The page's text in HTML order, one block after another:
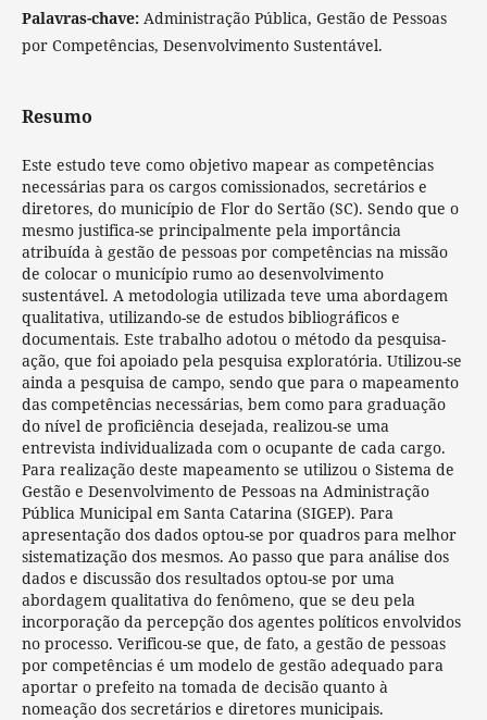
Palavras-chave: Administração Pública, Gestão de Pessoas
por Competências, Desenvolvimento Sustentável.
Resumo
Este estudo teve como objetivo mapear as competências
necessárias para os cargos comissionados, secretários e
diretores, do município de Flor do Sertão (SC). Sendo que o
mesmo justifica-se principalmente pela importância
atribuída à gestão de pessoas por competências na missão
de colocar o município rumo ao desenvolvimento
sustentável. A metodologia utilizada teve uma abordagem
qualitativa, utilizando-se de estudos bibliográficos e
documentais. Este trabalho adotou o método da pesquisa-
ação, que foi apoiado pela pesquisa exploratória. Utilizou-se
ainda a pesquisa de campo, sendo que para o mapeamento
das competências necessárias, bem como para graduação
do nível de proficiência desejada, realizou-se uma
entrevista individualizada com o ocupante de cada cargo.
Para realização deste mapeamento se utilizou o Sistema de
Gestão e Desenvolvimento de Pessoas na Administração
Pública Municipal em Santa Catarina (SIGEP). Para
apresentação dos dados optou-se por quadros para melhor
sistematização dos mesmos. Ao passo que para análise dos
dados e discussão dos resultados optou-se por uma
abordagem qualitativa do fenômeno, que se deu pela
incorporação da percepção dos agentes políticos envolvidos
no processo. Verificou-se que, de fato, a gestão de pessoas
por competências é um modelo de gestão adequado para
aportar o prefeito na tomada de decisão quanto à
nomeação dos secretários e diretores municipais.